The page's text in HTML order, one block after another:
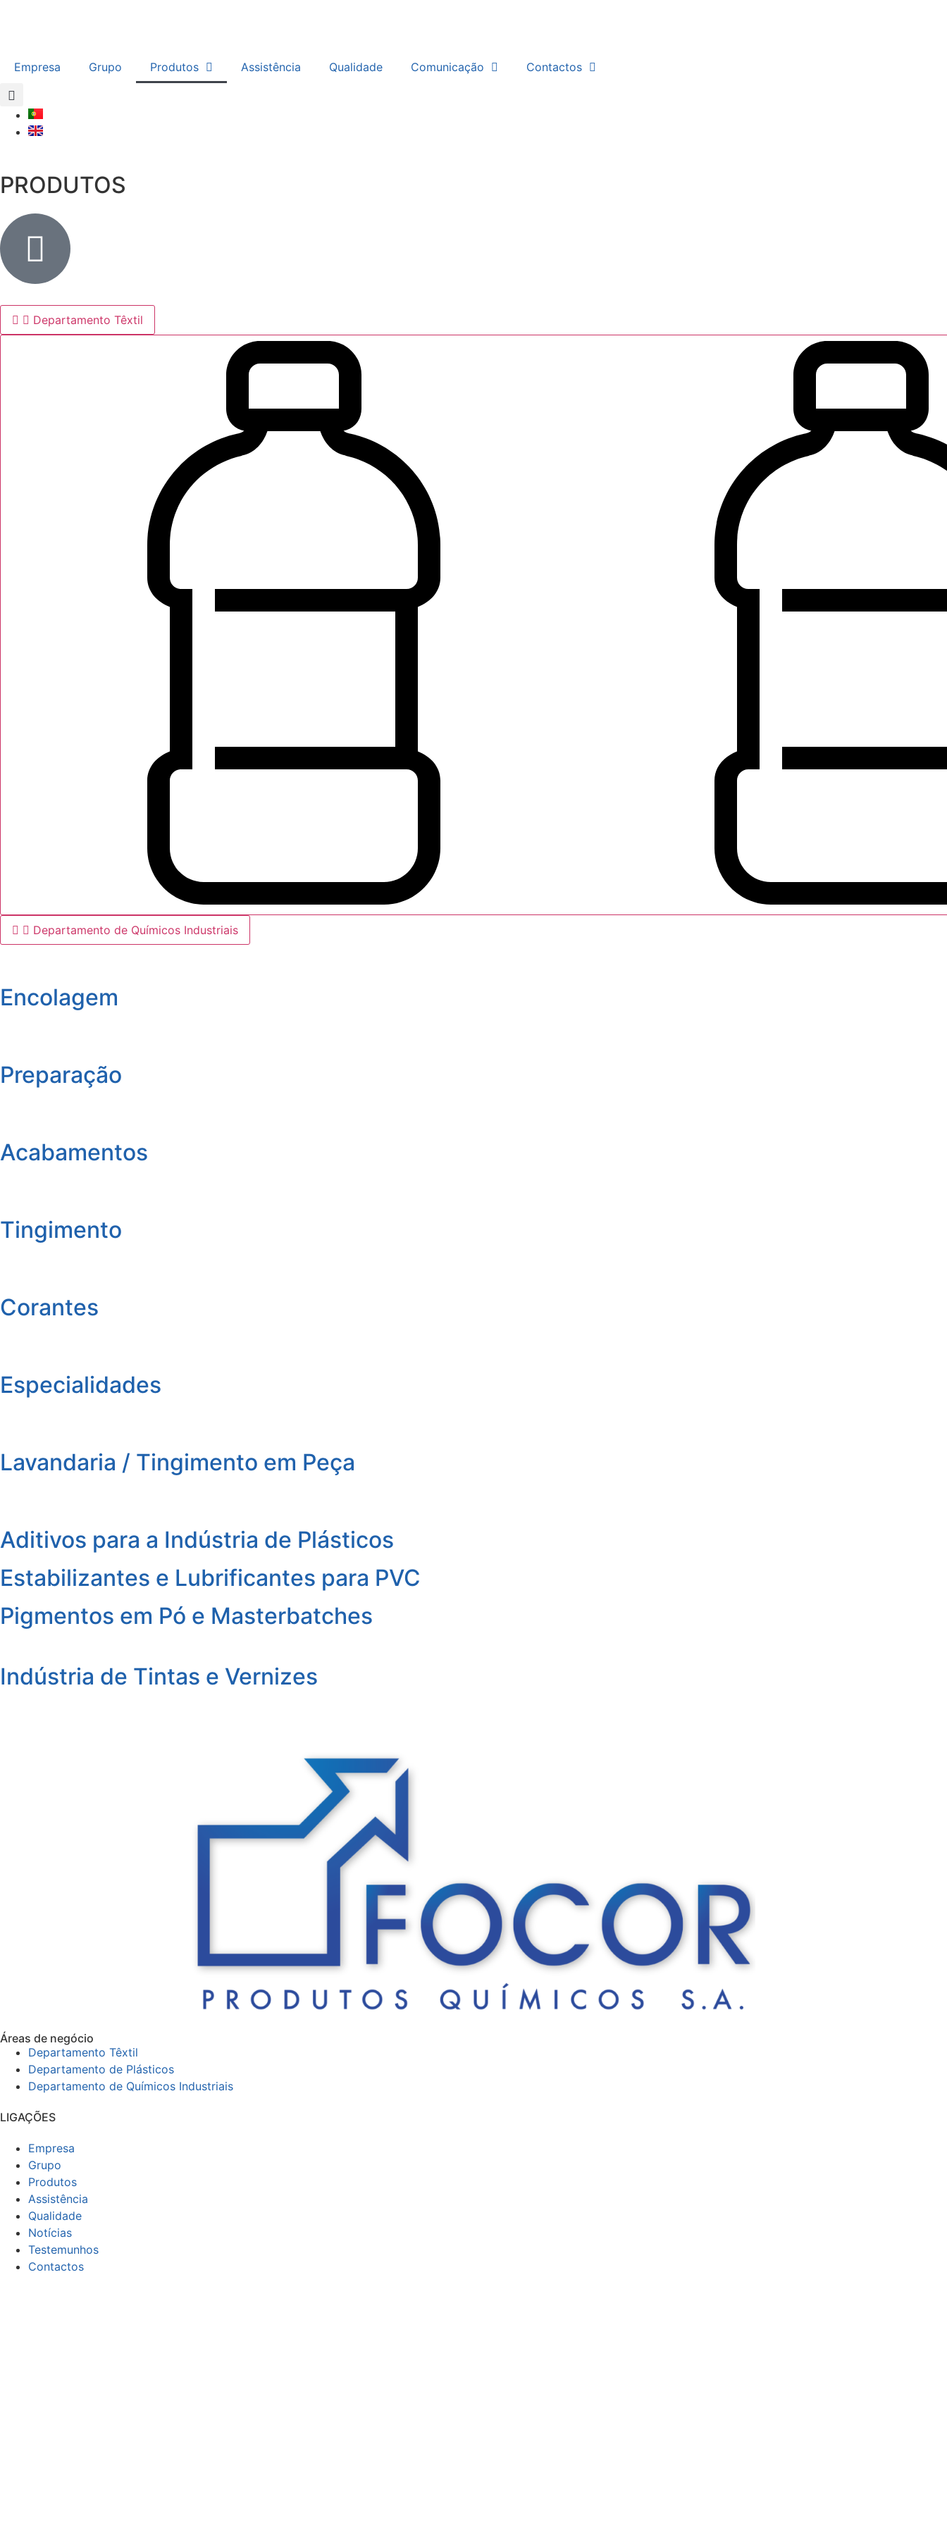
Empresa Grupo Produtos Assistência Qualidade Comunicação Contactos
PRODUTOS
Departamento Têxtil
Departamento de Químicos Industriais
Encolagem
Preparação
Acabamentos
Tingimento
Corantes
Especialidades
Lavandaria / Tingimento em Peça
Aditivos para a Indústria de Plásticos
Estabilizantes e Lubrificantes para PVC
Pigmentos em Pó e Masterbatches
Indústria de Tintas e Vernizes
Áreas de negócio
Departamento Têxtil
Departamento de Plásticos
Departamento de Químicos Industriais
LIGAÇÕES
Empresa
Grupo
Produtos
Assistência
Qualidade
Notícias
Testemunhos
Contactos